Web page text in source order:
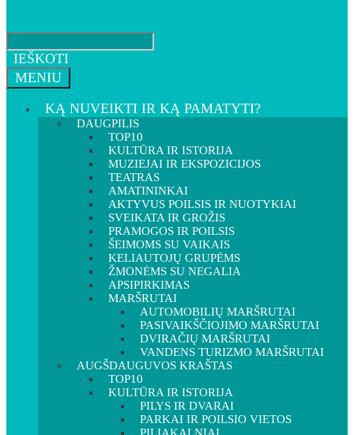
IEŠKOTI
MENIU
KĄ NUVEIKTI IR KĄ PAMATYTI?
DAUGPILIS
TOP10
KULTŪRA IR ISTORIJA
MUZIEJAI IR EKSPOZICIJOS
TEATRAS
AMATININKAI
AKTYVUS POILSIS IR NUOTYKIAI
SVEIKATA IR GROŽIS
PRAMOGOS IR POILSIS
ŠEIMOMS SU VAIKAIS
KELIAUTOJŲ GRUPĖMS
ŽMONĖMS SU NEGALIA
APSIPIRKIMAS
MARŠRUTAI
AUTOMOBILIŲ MARŠRUTAI
PASIVAIKŠČIOJIMO MARŠRUTAI
DVIRAČIŲ MARŠRUTAI
VANDENS TURIZMO MARŠRUTAI
AUGŠDAUGUVOS KRAŠTAS
TOP10
KULTŪRA IR ISTORIJA
PILYS IR DVARAI
PARKAI IR POILSIO VIETOS